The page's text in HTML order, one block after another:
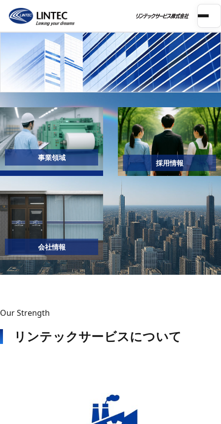
メニュ
事業領域
採用情報
リンテックグループの一員です。
事業領域
採用情報
会社情報
Our Strength
リンテックサービスについて